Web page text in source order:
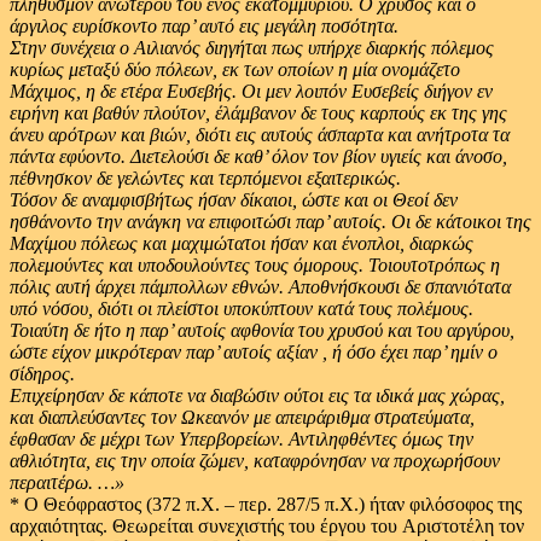
άργιλος ευρίσκοντο παρ’ αυτό εις μεγάλη ποσότητα.
Στην συνέχεια ο Αιλιανός διηγήται πως υπήρχε διαρκής πόλεμος
κυρίως μεταξύ δύο πόλεων, εκ των οποίων η μία ονομάζετο
Μάχιμος, η δε ετέρα Ευσεβής. Οι μεν λοιπόν Ευσεβείς διήγον εν
ειρήνη και βαθύν πλούτον, έλάμβανον δε τους καρπούς εκ της γης
άνευ αρότρων και βιών, διότι εις αυτούς άσπαρτα και ανήτροτα τα
πάντα εφύοντο. Διετελούσι δε καθ’ όλον τον βίον υγιείς και άνοσο,
πέθνησκον δε γελώντες και τερπόμενοι εξαιτερικώς.
Τόσον δε αναμφισβήτως ήσαν δίκαιοι, ώστε και οι Θεοί δεν
ησθάνοντο την ανάγκη να επιφοιτώσι παρ’ αυτοίς. Οι δε κάτοικοι της
Μαχίμου πόλεως και μαχιμώτατοι ήσαν και ένοπλοι, διαρκώς
πολεμούντες και υποδουλούντες τους όμορους. Τοιουτοτρόπως η
πόλις αυτή άρχει πάμπολλων εθνών. Αποθνήσκουσι δε σπανιότατα
υπό νόσου, διότι οι πλείστοι υποκύπτουν κατά τους πολέμους.
Τοιαύτη δε ήτο η παρ’ αυτοίς αφθονία του χρυσού και του αργύρου,
ώστε είχον μικρότεραν παρ’ αυτοίς αξίαν , ή όσο έχει παρ’ ημίν ο
σίδηρος.
Επιχείρησαν δε κάποτε να διαβώσιν ούτοι εις τα ιδικά μας χώρας,
και διαπλεύσαντες τον Ωκεανόν με απειράριθμα στρατεύματα,
έφθασαν δε μέχρι των Υπερβορείων. Αντιληφθέντες όμως την
αθλιότητα, εις την οποία ζώμεν, καταφρόνησαν να προχωρήσουν
περαιτέρω. …»
* Ο Θεόφραστος (372 π.Χ. – περ. 287/5 π.Χ.) ήταν φιλόσοφος της
αρχαιότητας. Θεωρείται συνεχιστής του έργου του Αριστοτέλη τον